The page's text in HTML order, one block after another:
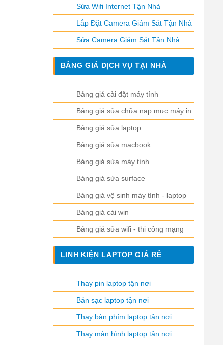
Sửa Wifi Internet Tận Nhà
Lắp Đặt Camera Giám Sát Tận Nhà
Sửa Camera Giám Sát Tận Nhà
BẢNG GIÁ DỊCH VỤ TẠI NHÀ
Bảng giá cài đặt máy tính
Bảng giá sửa chữa nạp mực máy in
Bảng giá sửa laptop
Bảng giá sửa macbook
Bảng giá sửa máy tính
Bảng giá sửa surface
Bảng giá vệ sinh máy tính - laptop
Bảng giá cài win
Bảng giá sửa wifi - thi công mạng
LINH KIỆN LAPTOP GIÁ RẺ
Thay pin laptop tận nơi
Bán sạc laptop tận nơi
Thay bàn phím laptop tận nơi
Thay màn hình laptop tận nơi